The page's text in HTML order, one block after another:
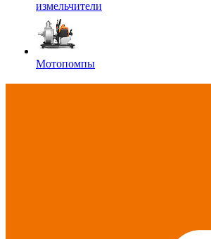
измельчители
Мотопомпы